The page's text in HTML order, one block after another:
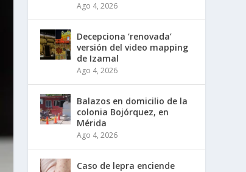
Ago 4, 2026
Decepciona ‘renovada’
versión del video mapping
de Izamal
Ago 4, 2026
Balazos en domicilio de la
colonia Bojórquez, en
Mérida
Ago 4, 2026
Caso de lepra enciende